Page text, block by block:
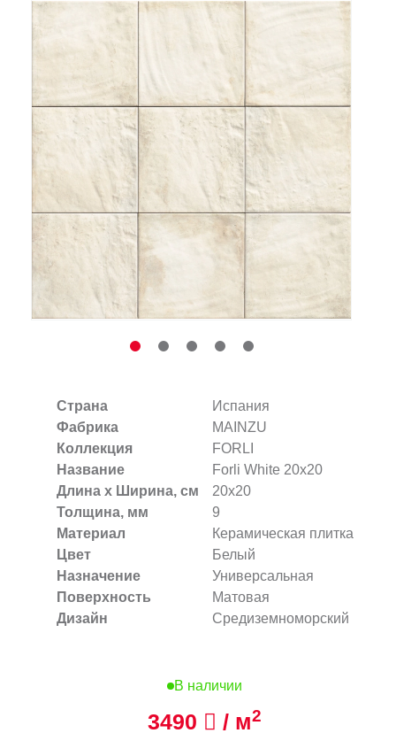
Адреса салонов
+7 (495) 532-06-30 internet@kdv.ru
Заказать звонок
Страна
Испания
Фабрика
MAINZU
Коллекция
FORLI
Название
Forli White 20х20
Длина х Ширина, см
20x20
Толщина, мм
9
Материал
Керамическая плитка
Цвет
Белый
Назначение
Универсальная
Поверхность
Матовая
Дизайн
Средиземноморский
В наличии
3490 / м2